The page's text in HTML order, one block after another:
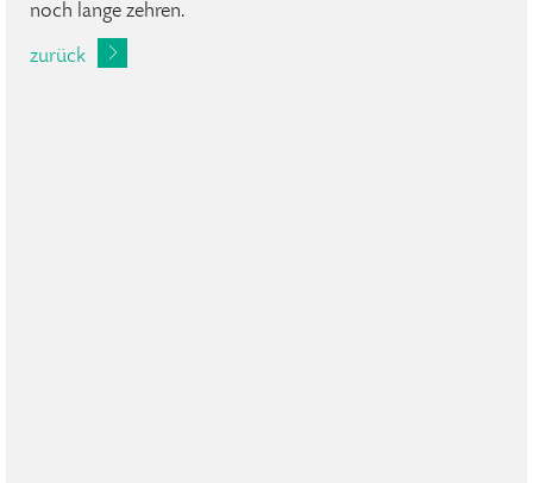
noch lange zehren.
zurück